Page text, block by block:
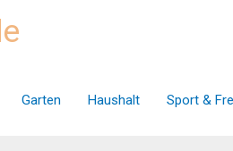
Garten Haushalt Sport &